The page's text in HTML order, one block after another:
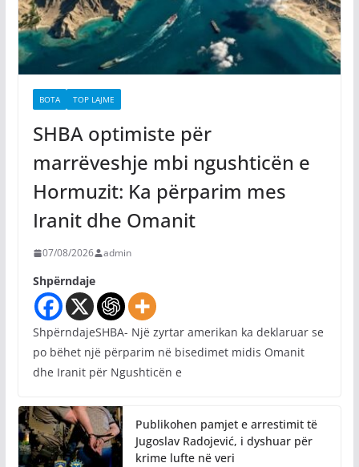
BOTA TOP LAJME
SHBA optimiste për
marrëveshje mbi ngushticën e
Hormuzit: Ka përparim mes
Iranit dhe Omanit
07/08/2026 admin
Shpërndaje
ShpërndajeSHBA- Një zyrtar amerikan ka deklaruar se
po bëhet një përparim në bisedimet midis Omanit
dhe Iranit për Ngushticën e
Publikohen pamjet e arrestimit të
Jugoslav Radojević, i dyshuar për
krime lufte në veri